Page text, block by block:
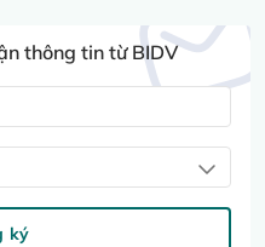
thông tin từ BIDV
ký